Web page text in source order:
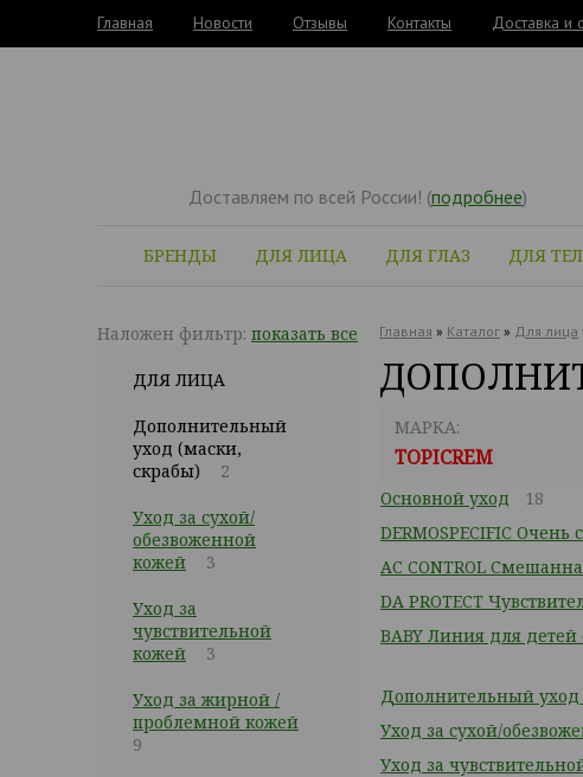
Главная Новости Отзывы Контакты Доставка и
Доставляем по всей России! (подробнее)
БРЕНДЫ ДЛЯ ЛИЦА ДЛЯ ГЛАЗ ДЛЯ
Наложен фильтр: показать все
ДЛЯ ЛИЦА
Дополнительный
уход (маски,
скрабы)
2
Уход за сухой/
обезвоженной
кожей
3
Уход за
чувствительной
кожей
3
Уход за жирной /
проблемной кожей
9
Главная » Каталог » Для лица
МАРКА:
TOPICREM
Основной уход
18
DERMOSPECIFIC
АС CONTROL
DA PROTECT
BABY Линия для
Дополнительный уход
Уход за сухой/
Уход за